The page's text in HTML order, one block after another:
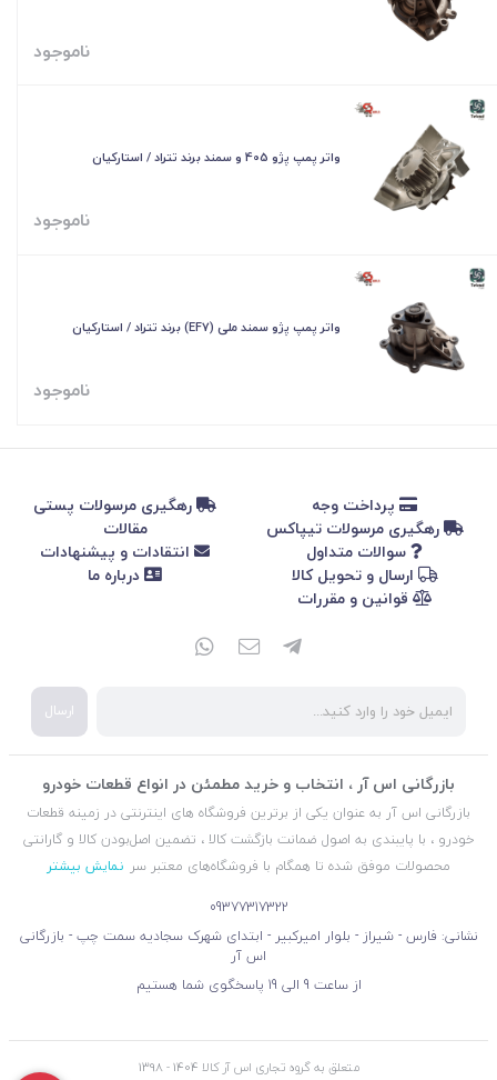
ناموجود
واتر پمپ پژو 405 و سمند برند تتراد / استارکیان
ناموجود
واتر پمپ پژو سمند ملی (EF7) برند تتراد / استارکیان
ناموجود
پرداخت وجه
رهگیری مرسولات پستی
رهگیری مرسولات تیپاکس
مقالات
سوالات متداول
انتقادات و پیشنهادات
ارسال و تحویل کالا
درباره ما
قوانین و مقررات
ارسال
بازرگانی اس آر ، انتخاب و خرید مطمئن در انواع قطعات خودرو
بازرگانی اس آر به عنوان یکی از برترین فروشگاه های اینترنتی در زمینه قطعات
خودرو ، با پایبندی به اصول ضمانت بازگشت کالا ، تضمین اصل‌بودن کالا و گارانتی
محصولات موفق شده تا همگام با فروشگاه‌های معتبر سر نمایش بیشتر
09377317322
نشانی: فارس - شیراز - بلوار امیرکبیر - ابتدای شهرک سجادیه سمت چپ - بازرگانی
اس آر
از ساعت 9 الی 19 پاسخگوی شما هستیم
متعلق به گروه تجاری اس آر کالا 1404 - 1398